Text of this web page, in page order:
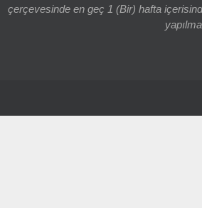
çerçevesinde en geç 1 (Bir) hafta